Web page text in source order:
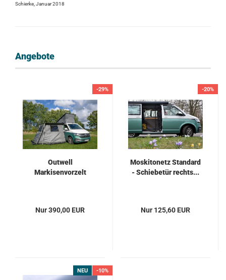
Schierke, Januar 2018
Angebote
-29%
Outwell
Markisenvorzelt
Nur 390,00 EUR
-20%
Moskitonetz Standard
- Schiebetür rechts...
Nur 125,60 EUR
NEU -10%